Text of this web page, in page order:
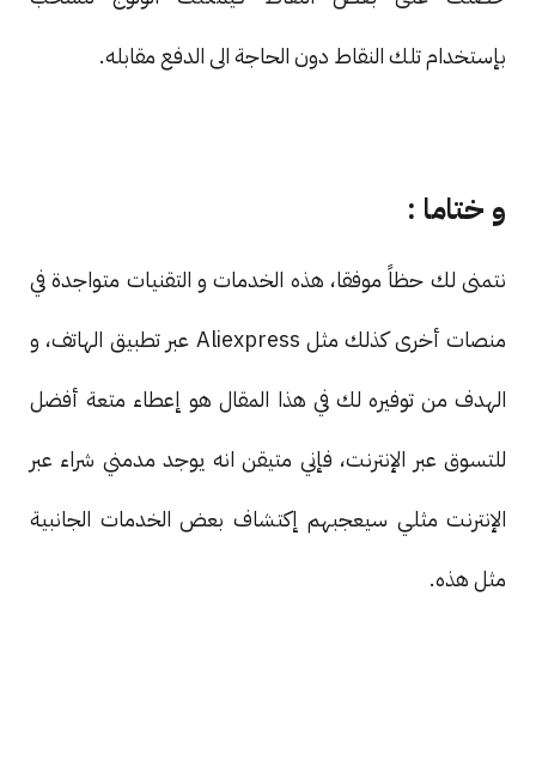
بإستخدام تلك النقاط دون الحاجة الى الدفع مقابله.
و ختاما :
نتمنى لك حظاً موفقا، هذه الخدمات و التقنيات متواجدة في
منصات أخرى كذلك مثل Aliexpress عبر تطبيق الهاتف، و
الهدف من توفيره لك في هذا المقال هو إعطاء متعة أفضل
للتسوق عبر الإنترنت، فإني متيقن انه يوجد مدمني شراء عبر
الإنترنت مثلي سيعجبهم إكتشاف بعض الخدمات الجانبية
مثل هذه.